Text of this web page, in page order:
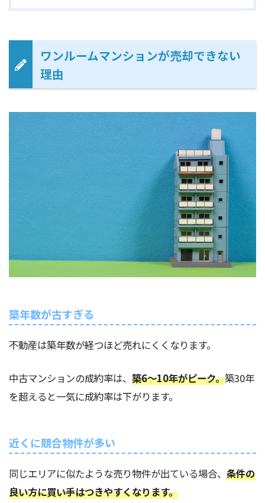
ワンルームマンションが売却できない
理由
築年数が古すぎる
不動産は築年数が経つほど売れにくくなります。
中古マンションの成約率は、 築6～10年がピーク。築30年
を超えると一気に成約率は下がります。
近くに競合物件が多い
同じエリアに似たような売り物件が出ている場合、 条件の
良い方に買い手はつきやすくなります。